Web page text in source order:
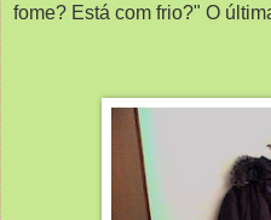
fome? Está com frio?" O